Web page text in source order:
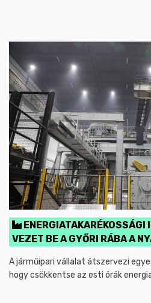
ENERGIATAKARÉKOSSÁGI
VEZET BE A GYŐRI RÁBA A
A járműipari vállalat átszervezi
hogy csökkentse az esti órák